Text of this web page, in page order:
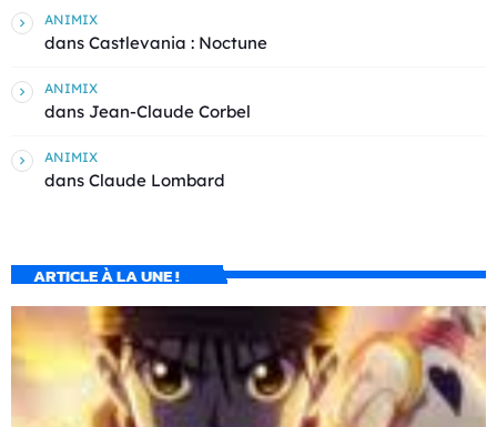
ANIMIX
dans Castlevania : Noctune
ANIMIX
dans Jean-Claude Corbel
ANIMIX
dans Claude Lombard
ARTICLE À LA UNE !